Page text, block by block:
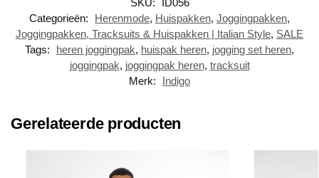
Categorieën:
Herenmode, Huispakken, Joggingpakken,
Joggingpakken, Tracksuits & Huispakken | Italian Style, SALE
Tags:
heren joggingpak, huispak heren, jogging set heren,
joggingpak, joggingpak heren, tracksuit
Merk:
Indigo
Gerelateerde producten